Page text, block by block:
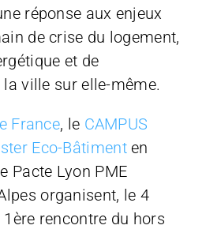
réponse aux enjeux
de crise du logement,
et de
ville sur elle-même.
France, le CAMPUS
Eco-Bâtimenten
Pacte Lyon PME
organisent, le 4
rencontre du hors